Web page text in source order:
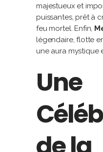
majestueux et
puissantes, prêt à
feu mortel. Enfin,
légendaire, flotte
une aura mystique
Une